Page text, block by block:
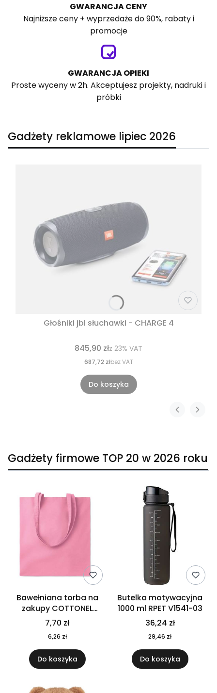
GWARANCJA CENY
Najniższe ceny + wyprzedaże do 90%, rabaty i
promocje
GWARANCJA OPIEKI
Proste wyceny w 2h. Akceptujesz projekty, nadruki i
próbki
Gadżety reklamowe lipiec 2026
Głośniki jbl słuchawki - CHARGE 4
845,90 złz 23% VAT
687,72 złbez VAT
Do koszyka
Gadżety firmowe TOP 20 w 2026 roku
Bawełniana torba na
zakupy COTTONEL
COLOUR++ MO9846-11
7,70 zł
6,26 zł
Do koszyka
Butelka motywacyjna
1000 ml RPET V1541-03
36,24 zł
29,46 zł
Do koszyka